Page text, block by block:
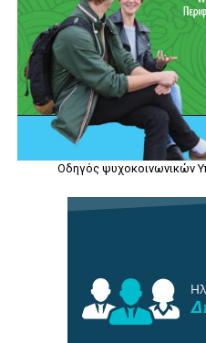
Οδηγός ψυχοκοινωνικών